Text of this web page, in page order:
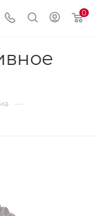
0
—